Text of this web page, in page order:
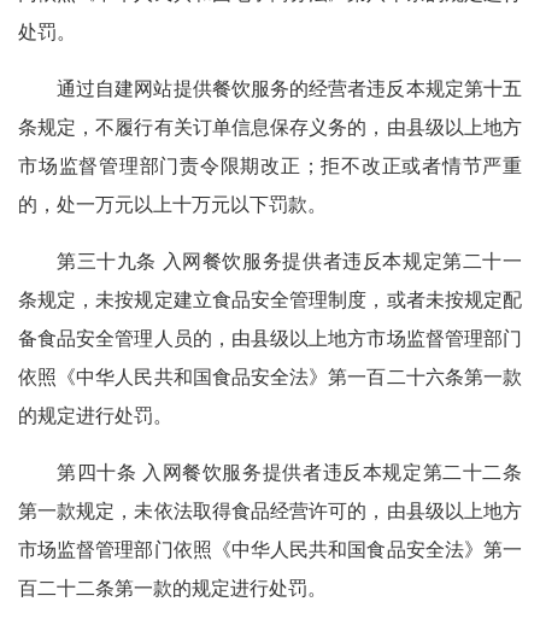
处罚。
通过自建网站提供餐饮服务的经营者违反本规定第十五
条规定，不履行有关订单信息保存义务的，由县级以上地方
市场监督管理部门责令限期改正；拒不改正或者情节严重
的，处一万元以上十万元以下罚款。
第三十九条 入网餐饮服务提供者违反本规定第二十一
条规定，未按规定建立食品安全管理制度，或者未按规定配
备食品安全管理人员的，由县级以上地方市场监督管理部门
依照《中华人民共和国食品安全法》第一百二十六条第一款
的规定进行处罚。
第四十条 入网餐饮服务提供者违反本规定第二十二条
第一款规定，未依法取得食品经营许可的，由县级以上地方
市场监督管理部门依照《中华人民共和国食品安全法》第一
百二十二条第一款的规定进行处罚。